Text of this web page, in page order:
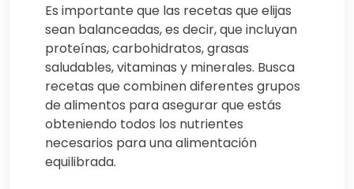
Es importante que las recetas que elijas
sean balanceadas, es decir, que incluyan
proteínas, carbohidratos, grasas
saludables, vitaminas y minerales. Busca
recetas que combinen diferentes grupos
de alimentos para asegurar que estás
obteniendo todos los nutrientes
necesarios para una alimentación
equilibrada.